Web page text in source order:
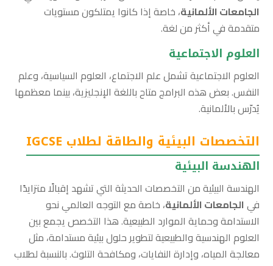
الجامعات الألمانية، خاصة إذا كانوا يمتلكون مستويات
متقدمة في أكثر من لغة.
العلوم الاجتماعية
العلوم الاجتماعية تشمل علم الاجتماع، العلوم السياسية، وعلم
النفس. بعض هذه البرامج متاح باللغة الإنجليزية، بينما معظمها
يُدرّس بالألمانية.
التخصصات البيئية والطاقة لطلاب IGCSE
الهندسة البيئية
الهندسة البيئية من التخصصات الحديثة التي تشهد إقبالًا متزايدًا
في الجامعات الألمانية، خاصة مع التوجه العالمي نحو
الاستدامة وحماية الموارد الطبيعية. هذا التخصص يجمع بين
العلوم الهندسية والطبيعية لتطوير حلول بيئية مستدامة، مثل
معالجة المياه، وإدارة النفايات، ومكافحة التلوث. بالنسبة لطلاب